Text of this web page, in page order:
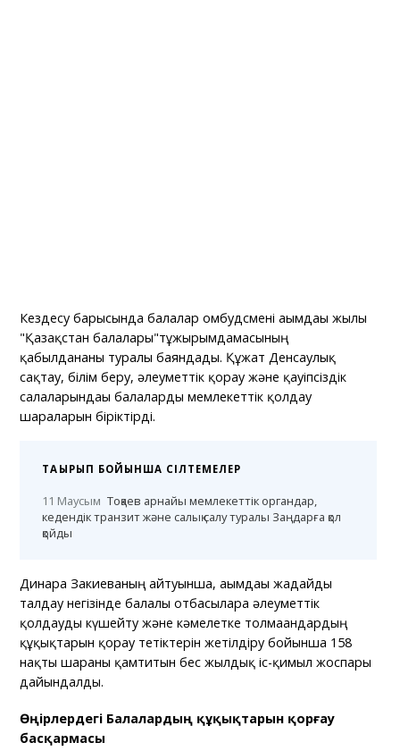
Кездесу барысында балалар омбудсмені ағымдағы жылы
"Қазақстан балалары"тұжырымдамасының
қабылданғаны туралы баяндады. Құжат Денсаулық
сақтау, білім беру, әлеуметтік қорғау және қауіпсіздік
салаларындағы балаларды мемлекеттік қолдау
шараларын біріктірді.
ТАҚЫРЫП БОЙЫНША СІЛТЕМЕЛЕР
11 Маусым Тоқаев арнайы мемлекеттік органдар,
кедендік транзит және салық салу туралы Заңдарға қол
қойды
Динара Закиеваның айтуынша, ағымдағы жағдайды
талдау негізінде балалы отбасыларға әлеуметтік
қолдауды күшейту және кәмелетке толмағандардың
құқықтарын қорғау тетіктерін жетілдіру бойынша 158
нақты шараны қамтитын бес жылдық іс-қимыл жоспары
дайындалды.
Өңірлердегі Балалардың құқықтарын қорғау
басқармасы